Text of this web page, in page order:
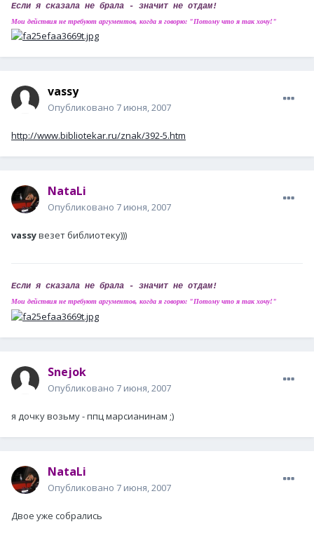
Если я сказала не брала - значит не отдам!
Мои действия не требуют аргументов, когда я говорю: "Потому что я так хочу!"
vassy
Опубликовано 7 июня, 2007
http://www.bibliotekar.ru/znak/392-5.htm
NataLi
Опубликовано 7 июня, 2007
vassyвезет библиотеку)))
Если я сказала не брала - значит не отдам!
Мои действия не требуют аргументов, когда я говорю: "Потому что я так хочу!"
Snejok
Опубликовано 7 июня, 2007
я дочку возьму - ппц марсианинам ;)
NataLi
Опубликовано 7 июня, 2007
Двое уже собрались